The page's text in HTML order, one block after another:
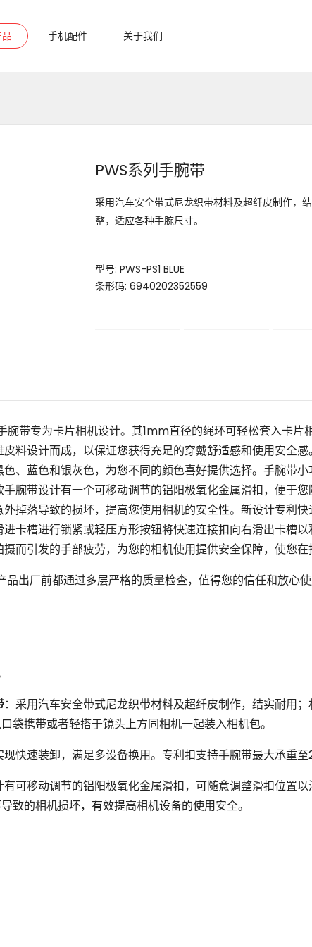
手机配件 关于我们
PWS系列手腕带
采用汽车安全带式尼龙织带材料及超纤皮制作，
整，适应各种手腕尺寸。
型号: PWS-PS1 BLUE
条形码: 6940202352559
腕带专为卡片相机设计。 其1mm直径的绳环可轻松套入卡片
料设计而成，以保证您获得充足的穿戴舒适感和使用安全
、蓝色和银灰色，为您不同的颜色喜好提供选择。 手腕带
腕带设计有一个可移动调节的铝阳极氧化金属滑扣，便于
掉落导致的损坏，提高您使用相机的安全性。新设计专利
卡槽进行锁紧或轻压方形按钮将快速连接扣向右滑出卡槽
而引发的手部疲劳，为您的相机使用提供安全保障，使您在
品出厂前都通过多层严格的质量检查，值得您的信任和放心使
：采用汽车安全带式尼龙织带材料及超纤皮制作，结实耐用
袋携带或者轻搭于镜头上方同相机一起装入相机包。
现快速装卸，满足多设备换用。专利扣支持手腕带最大承重至
有可移动调节的铝阳极氧化金属滑扣，可随意调整滑扣位置
致的相机损坏，有效提高相机设备的使用安全。